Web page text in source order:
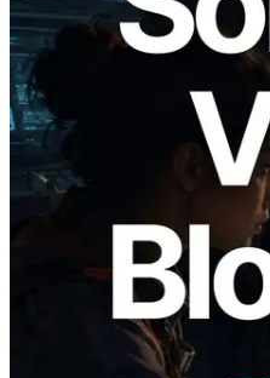
2026.05.24
Validators
Analyzer — แสดงเ
ระดับ slot และบาลิเ